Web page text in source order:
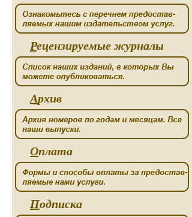
Рецензируемые журналы
Архив
Оплата
Подписка